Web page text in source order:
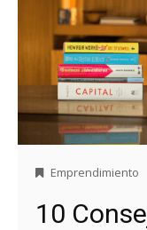
Emprendimiento
10